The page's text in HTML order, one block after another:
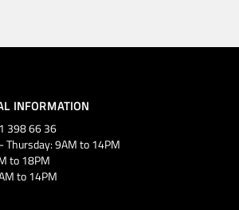
INFORMATION
398 66 36
Thursday: 9AM to 14PM
to 18PM
to 14PM